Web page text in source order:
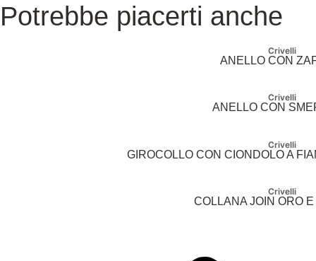
Potrebbe piacerti anche
Crivelli
ANELLO CON
Crivelli
ANELLO CON
Crivelli
GIROCOLLO CON CIONDOLO A
Crivelli
COLLANA JOIN ORO